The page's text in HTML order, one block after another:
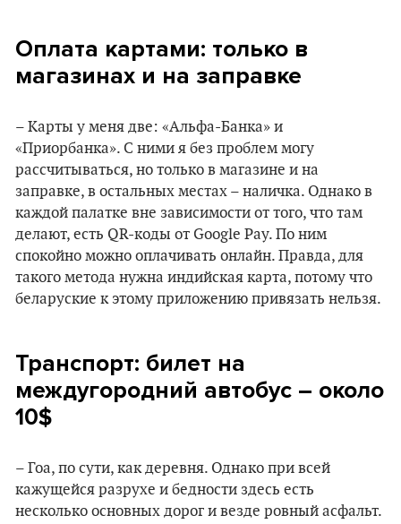
Оплата картами: только в
магазинах и на заправке
– Карты у меня две: «Альфа-Банка» и
«Приорбанка». С ними я без проблем могу
рассчитываться, но только в магазине и на
заправке, в остальных местах – наличка. Однако в
каждой палатке вне зависимости от того, что там
делают, есть QR-коды от Google Pay. По ним
спокойно можно оплачивать онлайн. Правда, для
такого метода нужна индийская карта, потому что
беларуские к этому приложению привязать нельзя.
Транспорт: билет на
междугородний автобус – около
10$
– Гоа, по сути, как деревня. Однако при всей
кажущейся разрухе и бедности здесь есть
несколько основных дорог и везде ровный асфальт.